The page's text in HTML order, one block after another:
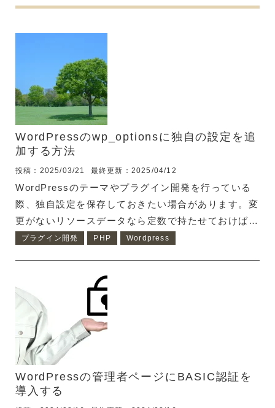
ライズしてデータベースに保存しておくのが便利で
WordPressのwp_optionsに独自の設定を追
加する方法
投稿：2025/03/21 最終更新：2025/04/12
WordPressのテーマやプラグイン開発を行っている
際、独自設定を保存しておきたい場合があります。変
更がないリソースデータなら定数で持たせておけばよ
いですが、ユーザーによって変更が行われる可能性が
wp_optionsに設定を追加し、呼び出して使う方法を
ご紹介します。 wp_optionsに設定を保存する時は
add_option() wp_optionsに設定を追加するには
add_option関数を利用します。 <?php // 設定例
add_option("custom_op...
プラグイン開発 PHP Wordpress
WordPressの管理者ページにBASIC認証を
導入する